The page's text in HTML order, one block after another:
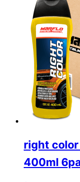
right
400ml